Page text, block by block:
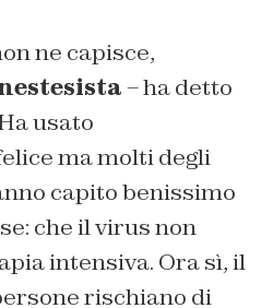
ne capisce,
– ha detto
usato
ma molti degli
capito benissimo
che il virus non
intensiva. Ora sì, il
rischiano di